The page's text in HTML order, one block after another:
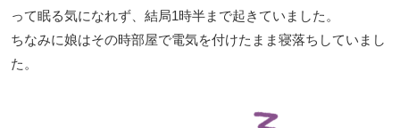
って眠る気になれず、結局1時半まで起きていました。
ちなみに娘はその時部屋で電気を付けたまま寝落ちしていまし
た。